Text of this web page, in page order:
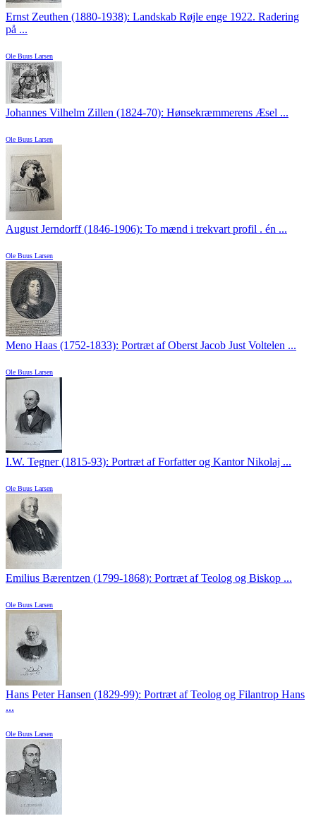
Ernst Zeuthen (1880-1938): Landskab Røjle enge 1922. Radering
på ...
Ole Buus Larsen
Johannes Vilhelm Zillen (1824-70): Hønsekræmmerens Æsel ...
Ole Buus Larsen
August Jerndorff (1846-1906): To mænd i trekvart profil . én ...
Ole Buus Larsen
Meno Haas (1752-1833): Portræt af Oberst Jacob Just Voltelen ...
Ole Buus Larsen
I.W. Tegner (1815-93): Portræt af Forfatter og Kantor Nikolaj ...
Ole Buus Larsen
Emilius Bærentzen (1799-1868): Portræt af Teolog og Biskop ...
Ole Buus Larsen
Hans Peter Hansen (1829-99): Portræt af Teolog og Filantrop Hans
...
Ole Buus Larsen